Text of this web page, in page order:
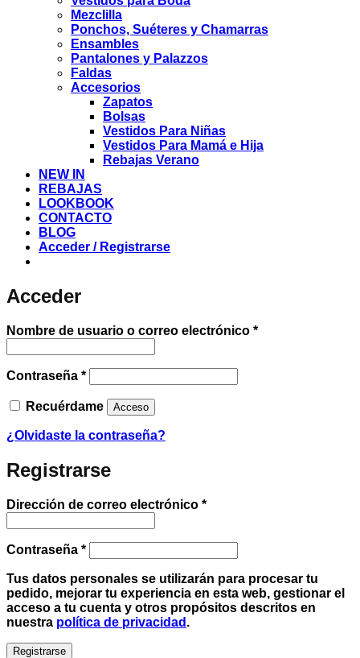
Mezclilla
Ponchos, Suéteres y Chamarras
Ensambles
Pantalones y Palazzos
Faldas
Accesorios
Zapatos
Bolsas
Vestidos Para Niñas
Vestidos Para Mamá e Hija
Rebajas Verano
NEW IN
REBAJAS
LOOKBOOK
CONTACTO
BLOG
Acceder / Registrarse
Acceder
Nombre de usuario o correo electrónico *Obligatorio
Contraseña *Obligatorio
Recuérdame Acceso
¿Olvidaste la contraseña?
Registrarse
Dirección de correo electrónico *Obligatorio
Contraseña *Obligatorio
Tus datos personales se utilizarán para procesar tu
pedido, mejorar tu experiencia en esta web, gestionar el
acceso a tu cuenta y otros propósitos descritos en
nuestra política de privacidad .
Registrarse